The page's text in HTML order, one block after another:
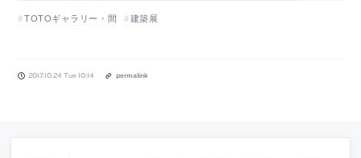
TOTOギャラリー・間 建築展
2017.10.24 Tue 10:14 permalink